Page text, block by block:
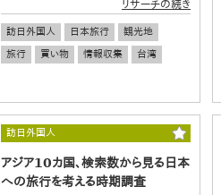
リサーチの続き
訪日外国人 日本旅行
観光地
旅行
買い物 情報収集 台湾
訪日外国人
アジア10カ国、検索数から見る日本
への旅行を考える時期調査